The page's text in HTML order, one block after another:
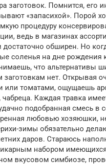
заготовок. Помнится, его
«запасихой». Порой
процедуру
ведь в магазинах
достаточно обширен. Но
соленья на дне рождения
что альтернативы
нет. Открывая
или томатами, ощущаешь
чабреца. Каждая травка
подобранная смесь в
любовью хозяюшки,
зимы обязательно
даров. Стараюсь
набором
вкусовом симбиозе,